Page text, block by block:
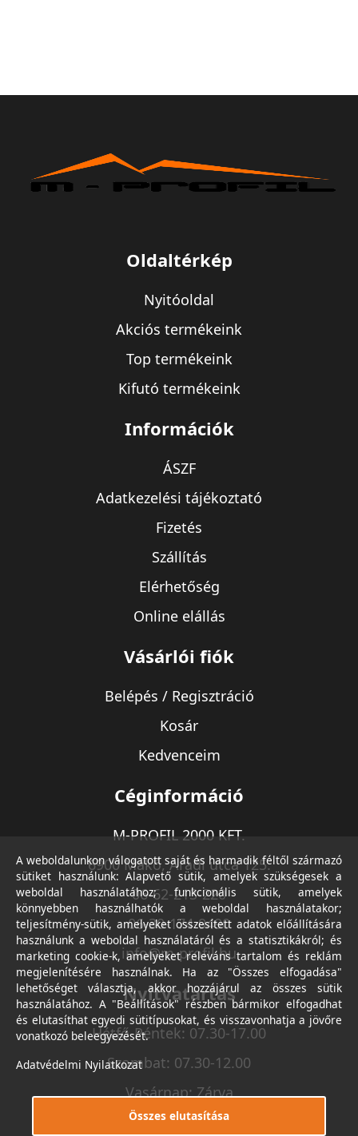
Oldaltérkép
Nyitóoldal
Akciós termékeink
Top termékeink
Kifutó termékeink
Információk
ÁSZF
Adatkezelési tájékoztató
Fizetés
Szállítás
Elérhetőség
Online elállás
Vásárlói fiók
Belépés / Regisztráció
Kosár
Kedvenceim
Céginformáció
M-PROFIL 2000 KFT.
6900 Makó, Aradi utca 125.
06-62-213-220
06-30-174-9490
info@m-profil.hu
Nyitvatartás
Hétfő-Péntek: 07.30-17.00
Szombat: 07.30-12.00
Vasárnap: Zárva
A weboldalunkon válogatott saját és harmadik féltől származó
sütiket használunk: Alapvető sütik, amelyek szükségesek a
weboldal használatához; funkcionális sütik, amelyek
könnyebben használhatók a weboldal használatakor;
teljesítmény-sütik, amelyeket összesített adatok előállítására
használunk a weboldal használatáról és a statisztikákról; és
marketing cookie-k, amelyeket releváns tartalom és reklám
megjelenítésére használnak. Ha az "Összes elfogadása"
lehetőséget választja, akkor hozzájárul az összes sütik
használatához. A "Beállítások" részben bármikor elfogadhat
és elutasíthat egyedi sütitípusokat, és visszavonhatja a jövőre
vonatkozó beleegyezését.
Adatvédelmi Nyilatkozat
Összes elutasítása